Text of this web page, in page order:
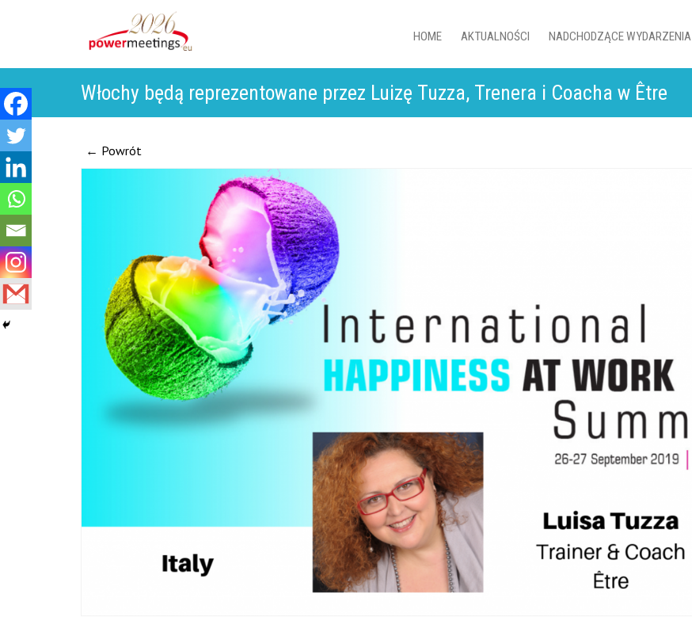
HOME AKTUALNOŚCI NADCHODZĄCE WYDARZENIA
Włochy będą reprezentowane przez Luizę Tuzza, Trenera i Coacha w Être
← Powrót